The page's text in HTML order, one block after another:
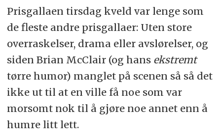
Prisgallaen tirsdag kveld var lenge som
de fleste andre prisgallaer: Uten store
overraskelser, drama eller avslørelser, og
siden Brian McClair (og hans ekstremt
tørre humor) manglet på scenen så så det
ikke ut til at en ville få noe som var
morsomt nok til å gjøre noe annet enn å
humre litt lett.